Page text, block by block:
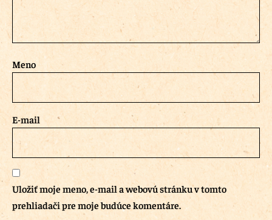
Meno
E-mail
Uložiť moje meno, e-mail a webovú stránku v tomto
prehliadači pre moje budúce komentáre.